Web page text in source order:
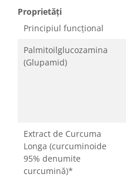
Proprietăți
Principiul funcțional
Palmitoilglucozamina
(Glupamid)
Extract de Curcuma
Longa (curcuminoide
95% denumite
curcumină)*